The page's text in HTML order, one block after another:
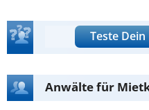
Teste
Anwälte für